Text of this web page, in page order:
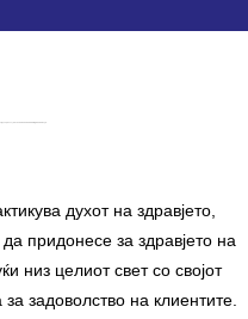
духот на здравјето,
придонесе за здравјето на
низ целиот свет со својот
задоволство на клиентите.